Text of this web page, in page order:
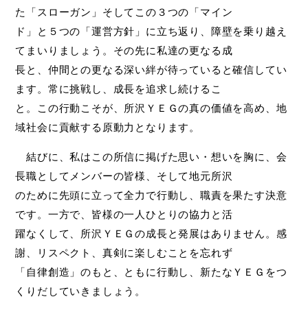
た「スローガン」そしてこの３つの「マイン
ド」と５つの「運営方針」に立ち返り、障壁を乗り越え
てまいりましょう。その先に私達の更なる成
長と、仲間との更なる深い絆が待っていると確信してい
ます。常に挑戦し、成長を追求し続けるこ
と。この行動こそが、所沢ＹＥＧの真の価値を高め、地
域社会に貢献する原動力となります。
結びに、私はこの所信に掲げた思い・想いを胸に、会
長職としてメンバーの皆様、そして地元所沢
のために先頭に立って全力で行動し、職責を果たす決意
です。一方で、皆様の一人ひとりの協力と活
躍なくして、所沢ＹＥＧの成長と発展はありません。感
謝、リスペクト、真剣に楽しむことを忘れず
「自律創造」のもと、ともに行動し、新たなＹＥＧをつ
くりだしていきましょう。